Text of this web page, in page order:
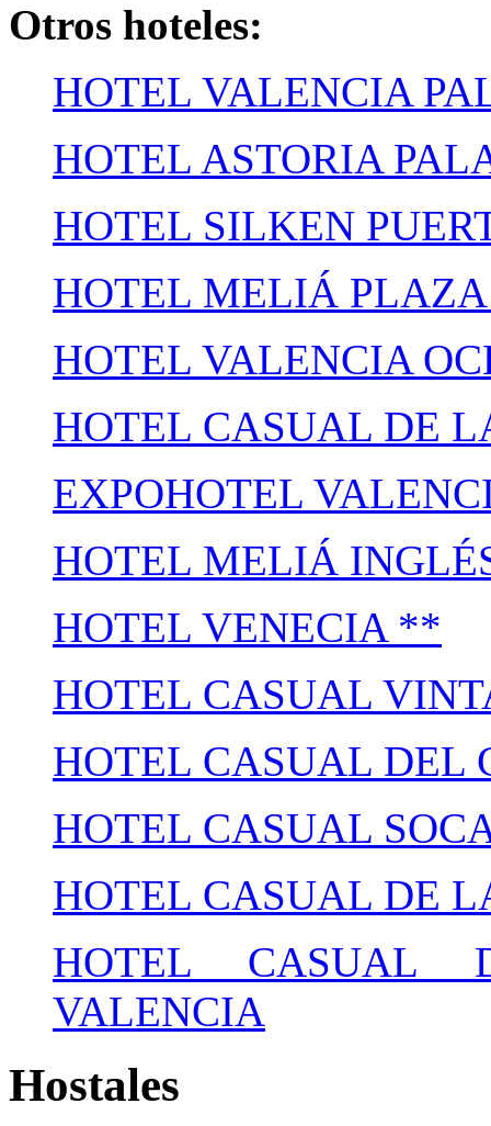
Otros hoteles:
HOTEL VALENCIA
HOTEL ASTORIA
HOTEL SILKEN
HOTEL MELIÁ
HOTEL VALENCIA
HOTEL CASUAL DE
EXPOHOTEL
HOTEL MELIÁ
HOTEL VENECIA **
HOTEL CASUAL
HOTEL CASUAL DEL
HOTEL CASUAL
HOTEL CASUAL DE
HOTEL CASUAL
VALENCIA
Hostales